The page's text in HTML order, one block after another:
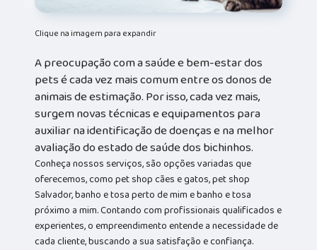
Clique na imagem para expandir
A preocupação com a saúde e bem-estar dos
pets é cada vez mais comum entre os donos de
animais de estimação. Por isso, cada vez mais,
surgem novas técnicas e equipamentos para
auxiliar na identificação de doenças e na melhor
avaliação do estado de saúde dos bichinhos.
Conheça nossos serviços, são opções variadas que
oferecemos, como pet shop cães e gatos, pet shop
Salvador, banho e tosa perto de mim e banho e tosa
próximo a mim. Contando com profissionais qualificados e
experientes, o empreendimento entende a necessidade de
cada cliente, buscando a sua satisfação e confiança.